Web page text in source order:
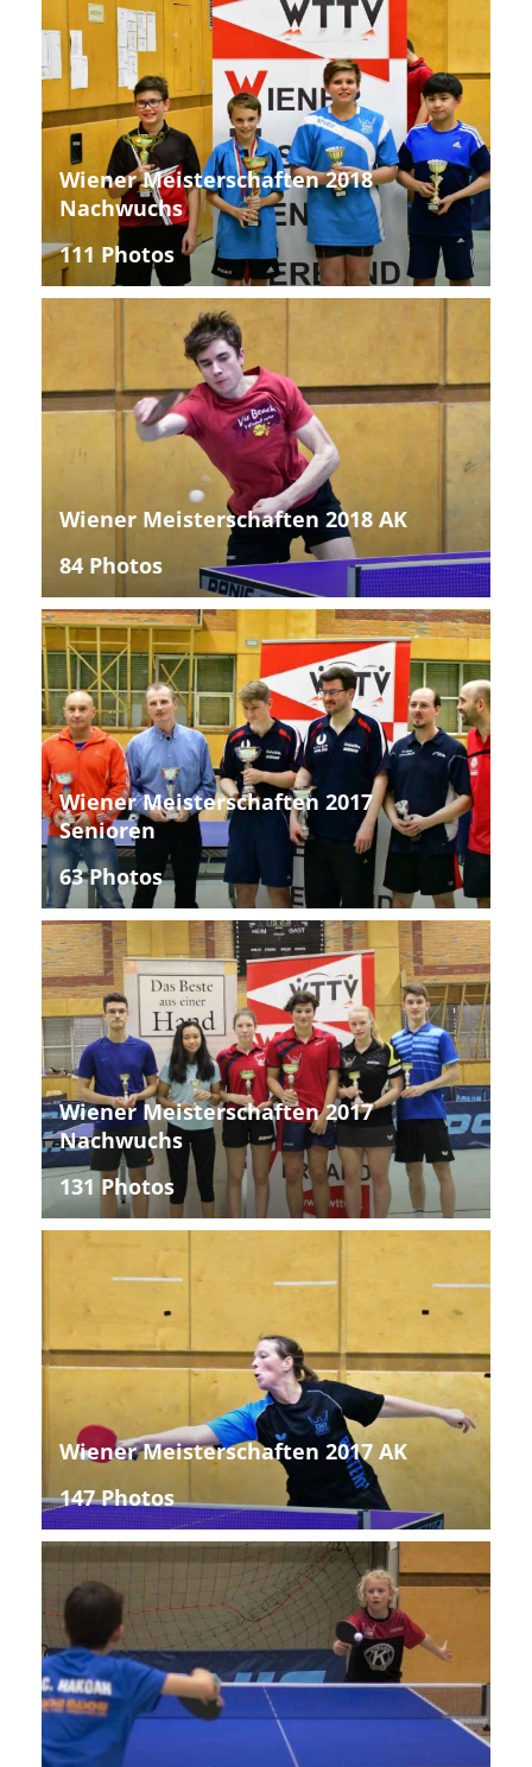
Wiener Meisterschaften 2018
Nachwuchs
111 Photos
Wiener Meisterschaften 2018 AK
84 Photos
Wiener Meisterschaften 2017
Senioren
63 Photos
Wiener Meisterschaften 2017
Nachwuchs
131 Photos
Wiener Meisterschaften 2017 AK
147 Photos